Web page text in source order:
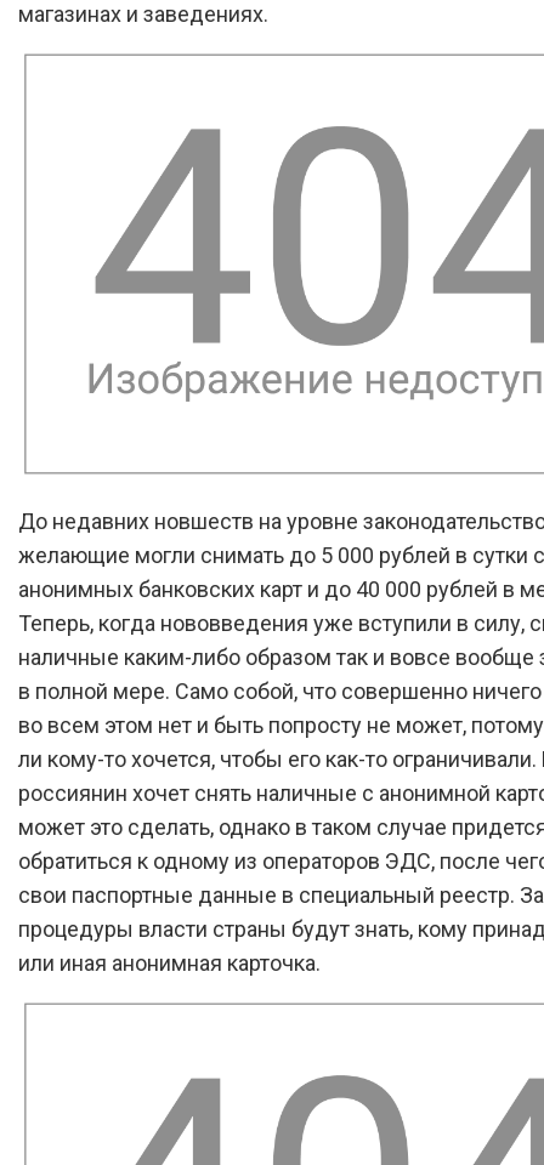
магазинах и заведениях.
До недавних новшеств на уровне
желающие могли снимать до 5 000 рублей в сутки с
анонимных банковских карт и до 40 000 рублей в
Теперь, когда нововведения уже вступили в силу,
наличные каким-либо образом так и вовсе вообще
в полной мере. Само собой, что совершенно
во всем этом нет и быть попросту не может,
ли кому-то хочется, чтобы его как-то
россиянин хочет снять наличные с анонимной
может это сделать, однако в таком случае
обратиться к одному из операторов ЭДС, после
свои паспортные данные в специальный реестр. За
процедуры власти страны будут знать, кому
или иная анонимная карточка.